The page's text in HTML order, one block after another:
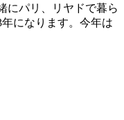
にパリ、リヤドで暮ら
になります。今年は